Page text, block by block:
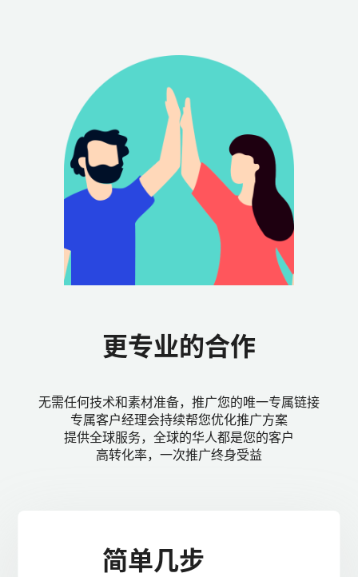
更专业的合作
无需任何技术和素材准备，推广您的唯一专属链接
专属客户经理会持续帮您优化推广方案
提供全球服务，全球的华人都是您的客户
高转化率，一次推广终身受益
简单几步